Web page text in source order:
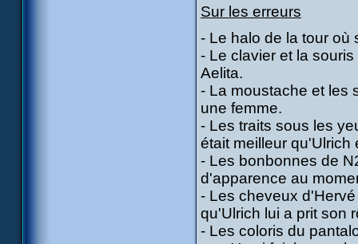
Sur les erreurs
- Le halo de la tour où
- Le clavier et la
Aelita.
- La moustache et les
une femme.
- Les traits sous les
était meilleur qu'Ulrich
- Les bonbonnes de
d'apparence au
- Les cheveux
qu'Ulrich lui a prit son
- Les coloris du